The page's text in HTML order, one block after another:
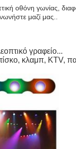
οθόνη γωνίας,
μαζί μας..
γραφείο...
κλαμπ, KTV,